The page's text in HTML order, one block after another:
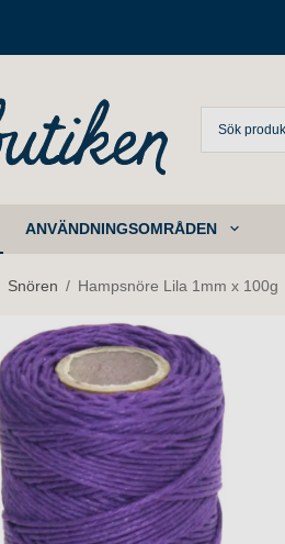
ANVÄNDNINGSOMRÅDEN
Snören / Hampsnöre Lila 1mm x 100g